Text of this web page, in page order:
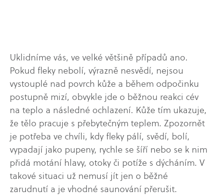
Uklidníme vás, ve velké většině případů ano.
Pokud fleky nebolí, výrazně nesvědí, nejsou
vystouplé nad povrch kůže a během odpočinku
postupně mizí, obvykle jde o běžnou reakci cév
na teplo a následné ochlazení. Kůže tím ukazuje,
že tělo pracuje s přebytečným teplem. Zpozornět
je potřeba ve chvíli, kdy fleky pálí, svědí, bolí,
vypadají jako pupeny, rychle se šíří nebo se k nim
přidá motání hlavy, otoky či potíže s dýcháním. V
takové situaci už nemusí jít jen o běžné
zarudnutí a je vhodné saunování přerušit.